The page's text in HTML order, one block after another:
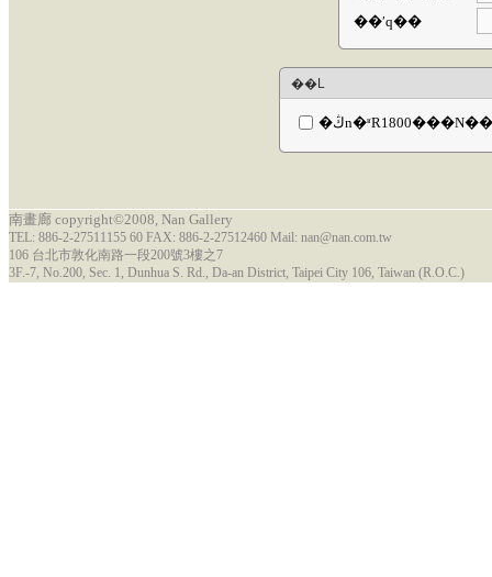
��ʹq��
��L
南畫廊 copyright©2008, Nan Gallery
TEL: 886-2-27511155 60 FAX: 886-2-27512460 Mail: nan@nan.com.tw
106 台北市敦化南路一段200號3樓之7
3F.-7, No.200, Sec. 1, Dunhua S. Rd., Da-an District, Taipei City 106, Taiwan (R.O.C.)